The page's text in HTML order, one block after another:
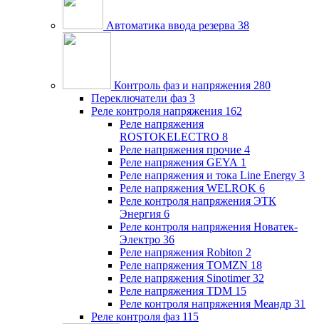
Автоматика ввода резерва 38
Контроль фаз и напряжения 280
Переключатели фаз 3
Реле контроля напряжения 162
Реле напряжения
ROSTOKELECTRO 8
Реле напряжения прочие 4
Реле напряжения GEYA 1
Реле напряжения и тока Line Energy 3
Реле напряжения WELROK 6
Реле контроля напряжения ЭТК
Энергия 6
Реле контроля напряжения Новатек-
Электро 36
Реле напряжения Robiton 2
Реле напряжения TOMZN 18
Реле напряжения Sinotimer 32
Реле напряжения TDM 15
Реле контроля напряжения Меандр 31
Реле контроля фаз 115